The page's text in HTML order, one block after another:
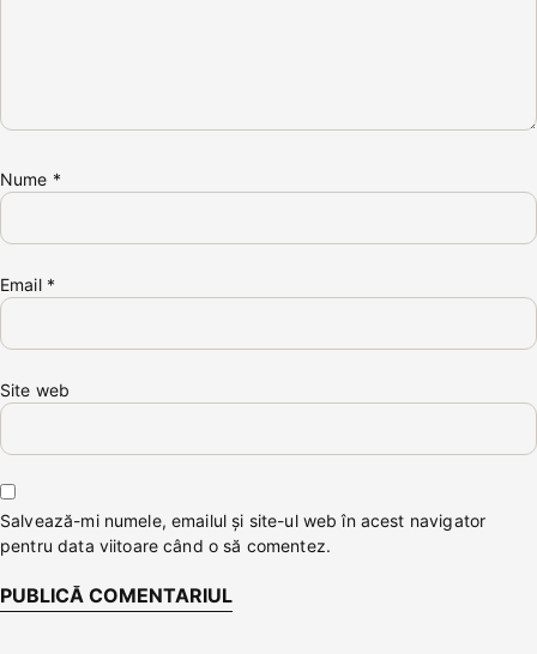
Nume *
Email *
Site web
Salvează-mi numele, emailul și site-ul web în acest navigator
pentru data viitoare când o să comentez.